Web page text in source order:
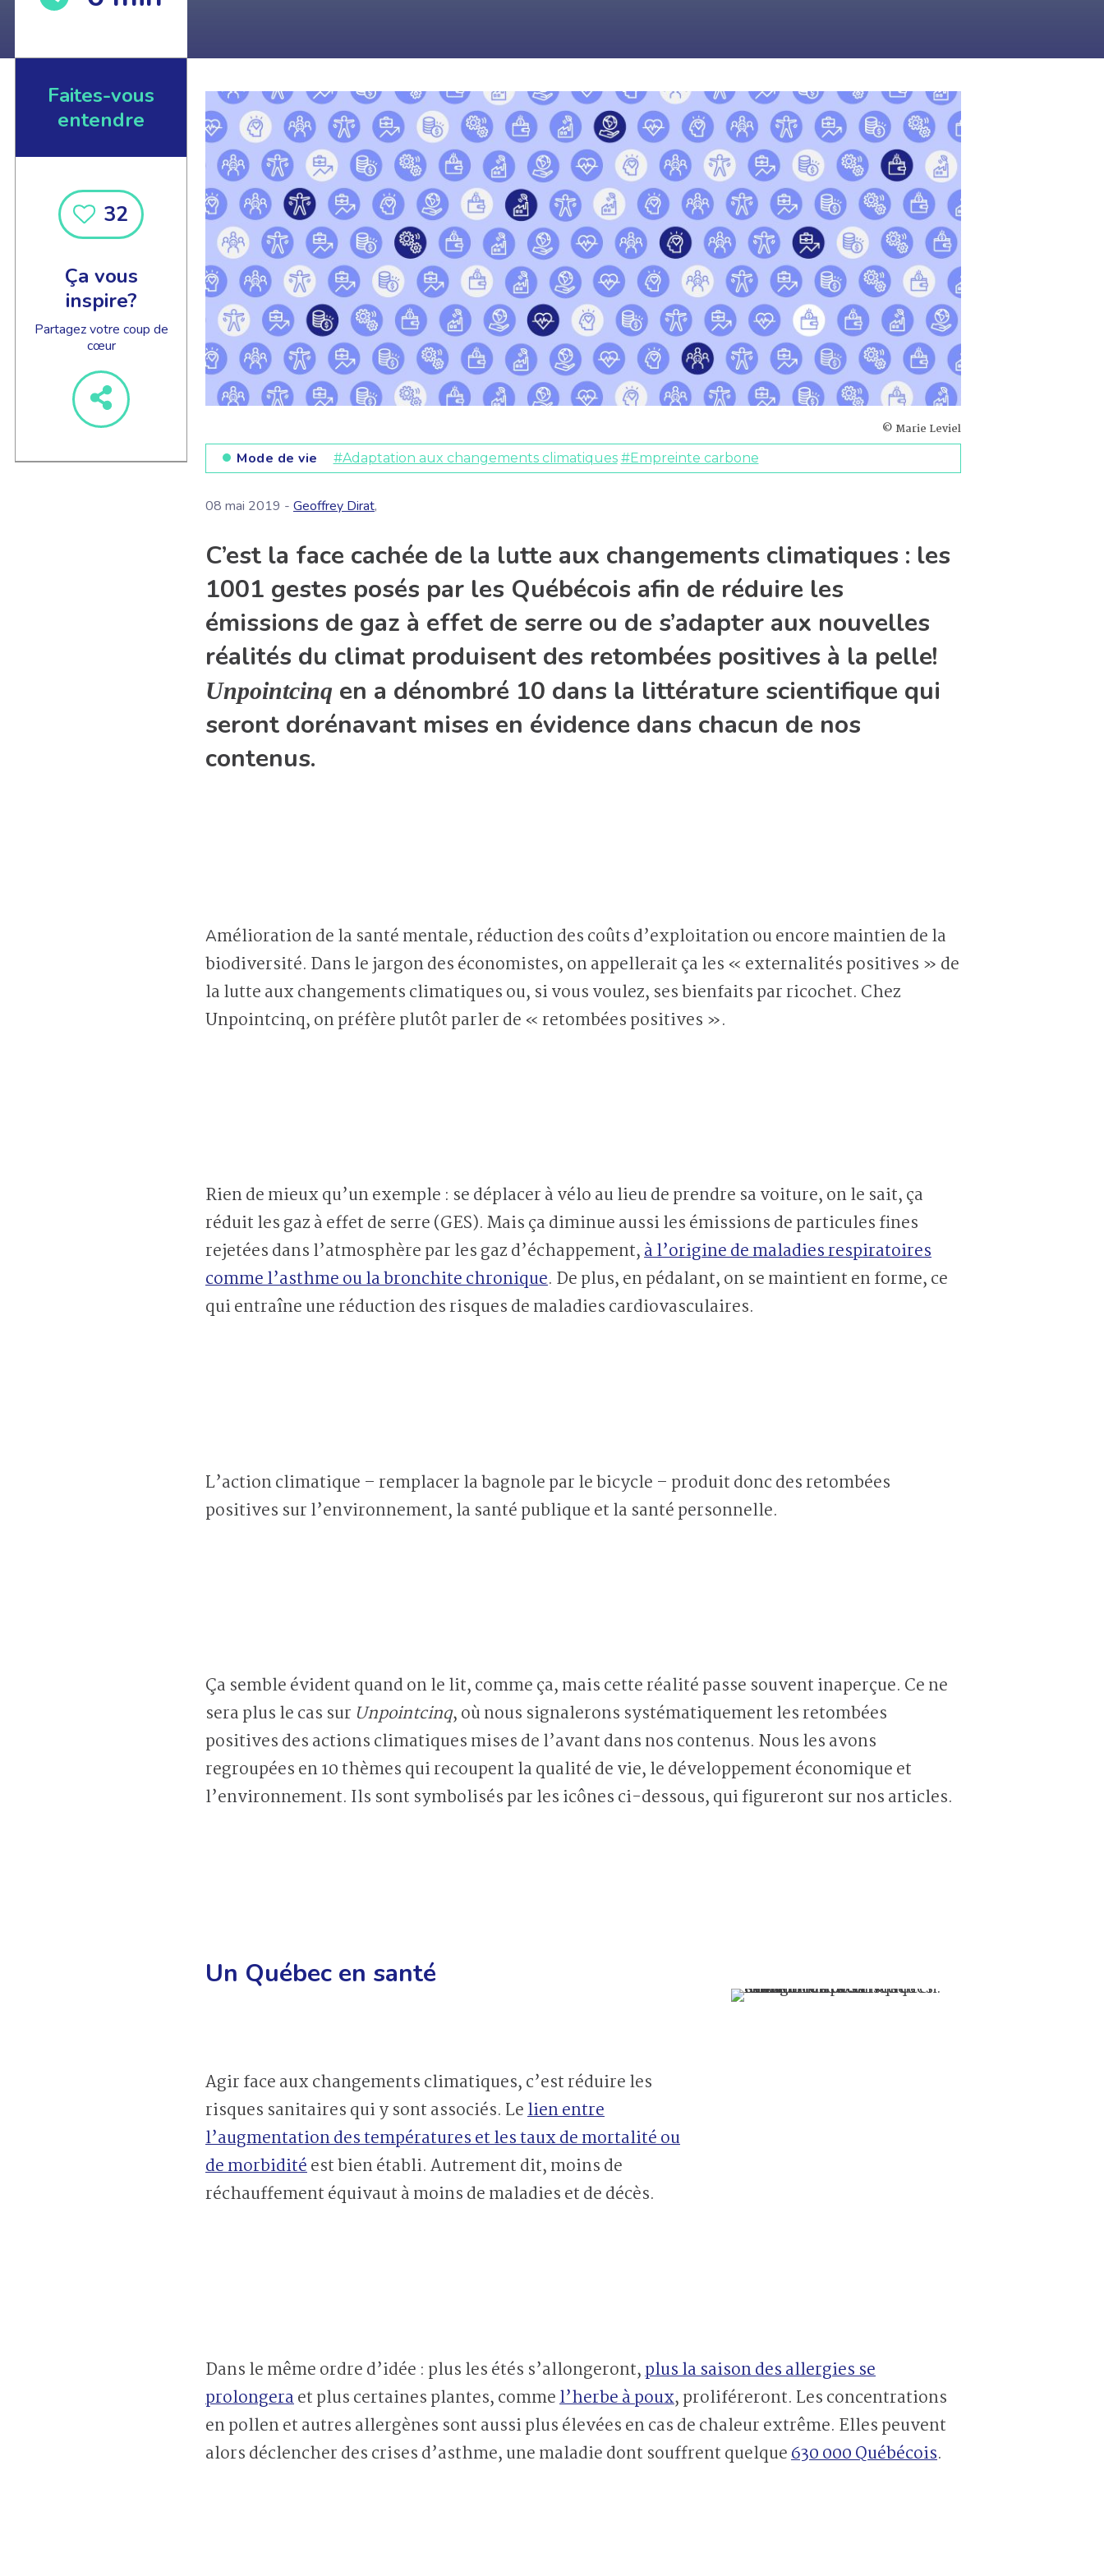
EN SAVOIR +
Faites-vous
entendre
32
Ça vous
inspire?
Partagez votre coup de
cœur
© Marie Leviel
Mode de vie #Adaptation aux changements climatiques #Empreinte carbone
08 mai 2019 - Geoffrey Dirat,
C’est la face cachée de la lutte aux changements climatiques : les
1001 gestes posés par les Québécois afin de réduire les
émissions de gaz à effet de serre ou de s’adapter aux nouvelles
réalités du climat produisent des retombées positives à la pelle!
Unpointcinq en a dénombré 10 dans la littérature scientifique qui
seront dorénavant mises en évidence dans chacun de nos
contenus.
Amélioration de la santé mentale, réduction des coûts d’exploitation ou encore maintien de la
biodiversité. Dans le jargon des économistes, on appellerait ça les « externalités positives » de
la lutte aux changements climatiques ou, si vous voulez, ses bienfaits par ricochet. Chez
Unpointcinq, on préfère plutôt parler de « retombées positives ».
Rien de mieux qu’un exemple : se déplacer à vélo au lieu de prendre sa voiture, on le sait, ça
réduit les gaz à effet de serre (GES). Mais ça diminue aussi les émissions de particules fines
rejetées dans l’atmosphère par les gaz d’échappement,à l’origine de maladies respiratoires
comme l’asthme ou la bronchite chronique. De plus, en pédalant, on se maintient en forme, ce
qui entraîne une réduction des risques de maladies cardiovasculaires.
L’action climatique – remplacer la bagnole par le bicycle – produit donc des retombées
positives sur l’environnement, la santé publique et la santé personnelle.
Ça semble évident quand on le lit, comme ça, mais cette réalité passe souvent inaperçue. Ce ne
sera plus le cas sur Unpointcinq, où nous signalerons systématiquement les retombées
positives des actions climatiques mises de l’avant dans nos contenus. Nous les avons
regroupées en 10 thèmes qui recoupent la qualité de vie, le développement économique et
l’environnement. Ils sont symbolisés par les icônes ci-dessous, qui figureront sur nos articles.
Un Québec en santé
Agir face aux changements climatiques, c’est réduire les
risques sanitaires qui y sont associés. Lelien entre
l’augmentation des températures et les taux de mortalité ou
de morbiditéest bien établi. Autrement dit, moins de
réchauffement équivaut à moins de maladies et de décès.
Dans le même ordre d’idée : plus les étés s’allongeront,plus la saison des allergies se
prolongeraet plus certaines plantes, commel’herbe à poux, proliféreront. Les concentrations
en pollen et autres allergènes sont aussi plus élevées en cas de chaleur extrême. Elles peuvent
alors déclencher des crises d’asthme, une maladie dont souffrent quelque630 000Québécois.